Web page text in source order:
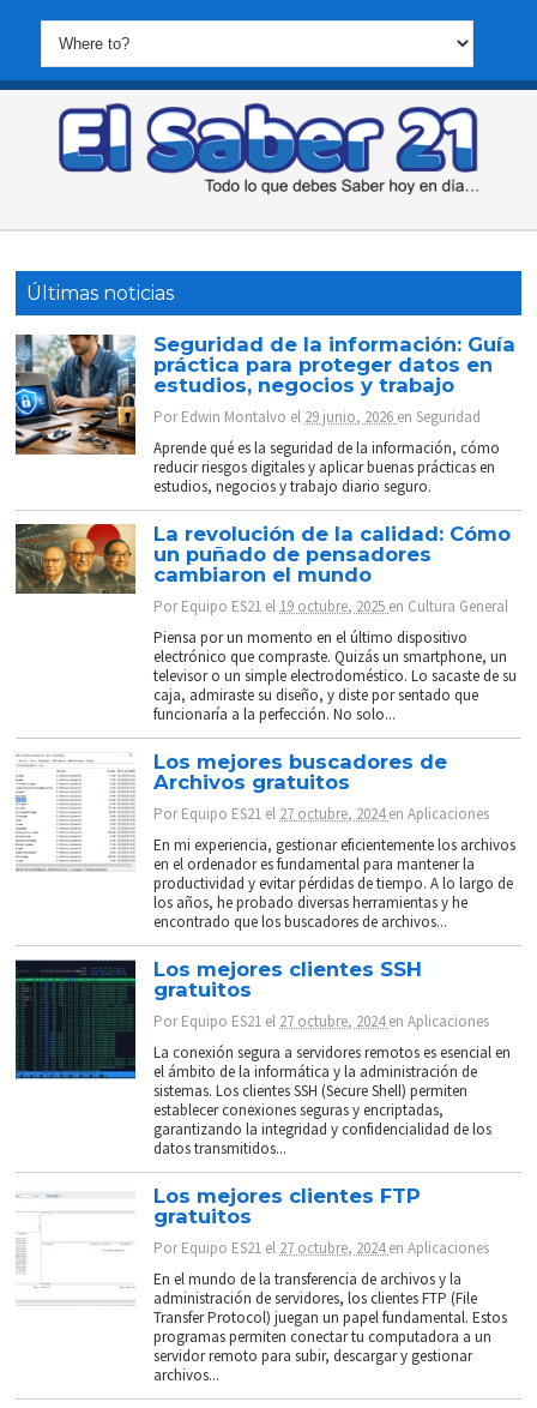
Últimas noticias
Seguridad de la información: Guía
práctica para proteger datos en
estudios, negocios y trabajo
PorEdwin Montalvo el 29 junio, 2026 enSeguridad
Aprende qué es la seguridad de la información, cómo
reducir riesgos digitales y aplicar buenas prácticas en
estudios, negocios y trabajo diario seguro.
La revolución de la calidad: Cómo
un puñado de pensadores
cambiaron el mundo
PorEquipo ES21 el 19 octubre, 2025 en Cultura General
Piensa por un momento en el último dispositivo
electrónico que compraste. Quizás un smartphone, un
televisor o un simple electrodoméstico. Lo sacaste de su
caja, admiraste su diseño, y diste por sentado que
funcionaría a la perfección. No solo...
Los mejores buscadores de
Archivos gratuitos
PorEquipo ES21 el 27 octubre, 2024enAplicaciones
En mi experiencia, gestionar eficientemente los archivos
en el ordenador es fundamental para mantener la
productividad y evitar pérdidas de tiempo. A lo largo de
los años, he probado diversas herramientas y he
encontrado que los buscadores de archivos...
Los mejores clientes SSH
gratuitos
PorEquipo ES21 el 27 octubre, 2024enAplicaciones
La conexión segura a servidores remotos es esencial en
el ámbito de la informática y la administración de
sistemas. Los clientes SSH (Secure Shell) permiten
establecer conexiones seguras y encriptadas,
garantizando la integridad y confidencialidad de los
datos transmitidos...
Los mejores clientes FTP
gratuitos
PorEquipo ES21 el 27 octubre, 2024enAplicaciones
En el mundo de la transferencia de archivos y la
administración de servidores, los clientes FTP (File
Transfer Protocol) juegan un papel fundamental. Estos
programas permiten conectar tu computadora a un
servidor remoto para subir, descargar y gestionar
archivos...